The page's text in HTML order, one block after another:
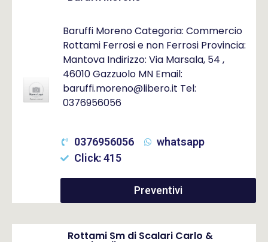
Baruffi Moreno Categoria: Commercio
Rottami Ferrosi e non Ferrosi Provincia:
Mantova Indirizzo: Via Marsala, 54 ,
46010 Gazzuolo MN Email:
baruffi.moreno@libero.it Tel:
0376956056
0376956056
whatsapp
Click: 415
Preventivi
Rottami Sm di Scalari Carlo &